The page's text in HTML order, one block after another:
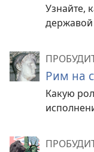
Узнайте,
державой
Рим на
Какую